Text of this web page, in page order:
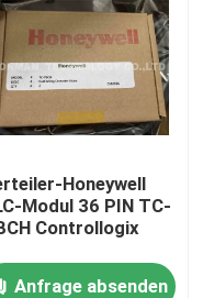
Honeywell
Modul 36 PIN TC-
Controllogix
Anfrage absenden